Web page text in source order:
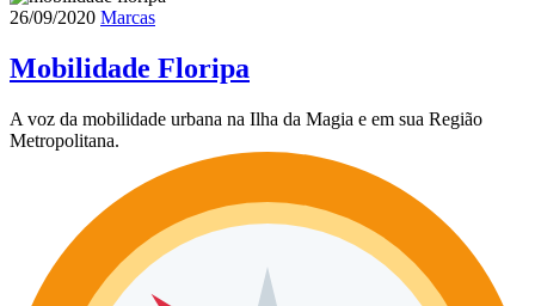
26/09/2020 Marcas
Mobilidade Floripa
A voz da mobilidade urbana na Ilha da Magia e em sua Região
Metropolitana.